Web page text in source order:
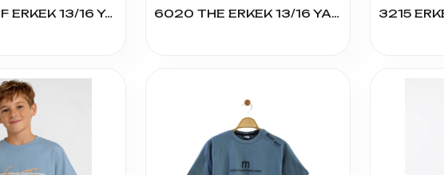
6003 SURF ERKEK 13/16 YAŞ TSHIRT 6020 THE ERKEK 13/16 YAŞ TSHIRT